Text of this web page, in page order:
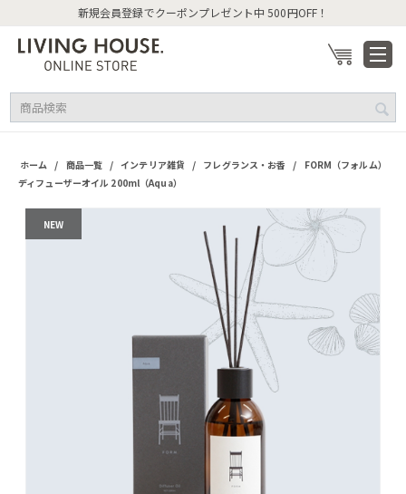
新規会員登録でクーポンプレゼント中 500円OFF！
ホーム / 商品一覧 / インテリア雑貨 / フレグランス・お香 /
FORM（フォルム）
ディフューザーオイル 200ml（Aqua）
NEW